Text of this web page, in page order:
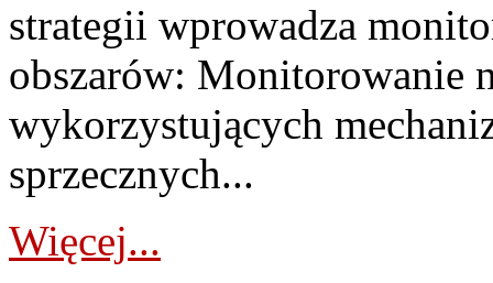
strategii wprowadza
obszarów: Monitorowanie
wykorzystujących
sprzecznych...
Więcej...